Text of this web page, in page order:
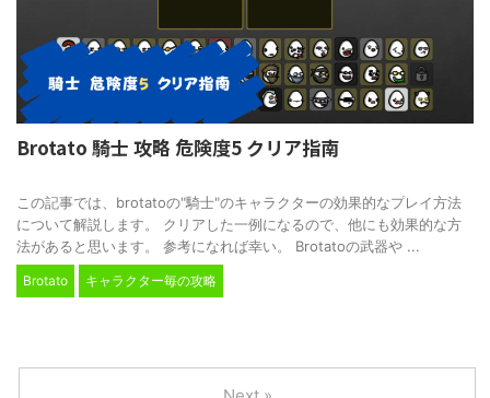
Brotato 騎士 攻略 危険度5 クリア指南
この記事では、brotatoの"騎士"のキャラクターの効果的なプレイ方法
について解説します。 クリアした一例になるので、他にも効果的な方
法があると思います。 参考になれば幸い。 Brotatoの武器や ...
Brotato キャラクター毎の攻略